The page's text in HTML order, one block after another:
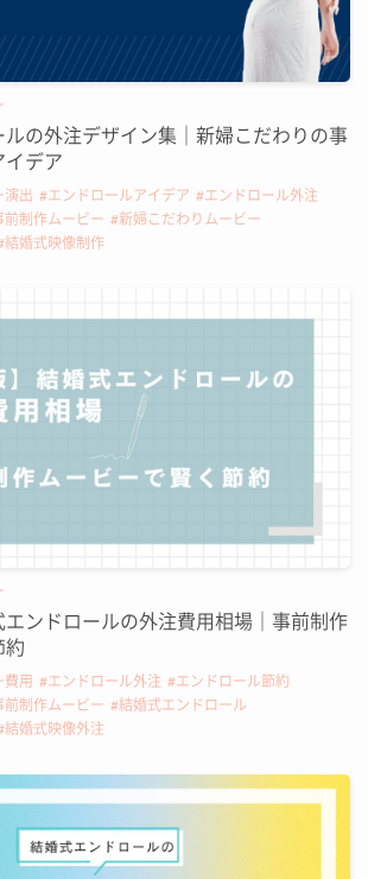
の外注デザイン集｜新婦こだわりの事
イデア
演出 エンドロールアイデア
エンドロール外注
前制作ムービー
新婦こだわりムービー
結婚式映像制作
エンドロールの外注費用相場｜事前制作
約
用 エンドロール外注
エンドロール節約
前制作ムービー
結婚式エンドロール
結婚式映像外注